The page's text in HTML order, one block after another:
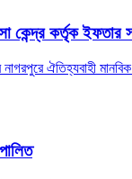
কেন্দ্র কর্তৃক ইফতার
নাগরপুরে ঐতিহ্যবাহী